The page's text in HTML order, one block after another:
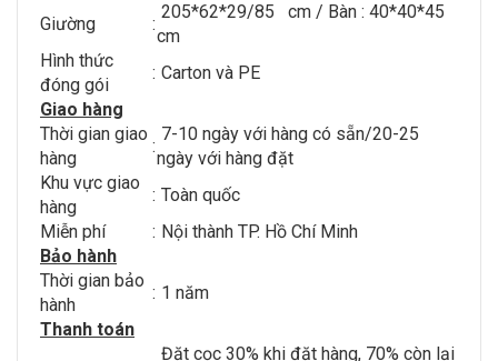
Giường
:
205*62*29/85 cm / Bàn : 40*40*45
cm
Hình thức
đóng gói
: Carton và PE
Giao hàng
Thời gian giao
hàng
:
7-10 ngày với hàng có sẵn/20-25
ngày với hàng đặt
Khu vực giao
hàng
: Toàn quốc
Miễn phí
: Nội thành TP. Hồ Chí Minh
Bảo hành
Thời gian bảo
hành
: 1 năm
Thanh toán
Đặt cọc 30% khi đặt hàng, 70% còn lại